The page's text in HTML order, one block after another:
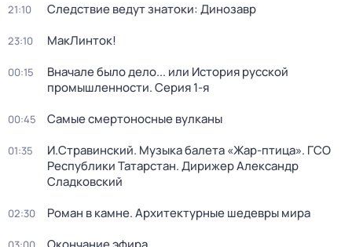
21:10 Следствие ведут знатоки: Динозавр
23:10 МакЛинток!
00:15
Вначале было дело... или История русской
промышленности. Серия 1-я
00:45 Самые смертоносные вулканы
01:35
И.Стравинский. Музыка балета «Жар-птица». ГСО
Республики Татарстан. Дирижер Александр
Сладковский
02:30 Роман в камне. Архитектурные шедевры мира